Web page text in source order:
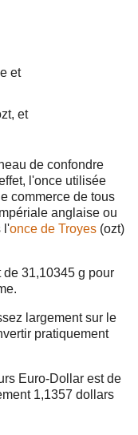
et
et
de confondre
l'once utilisée
commerce de tous
anglaise ou
l'once de Troyes (ozt)
de 31,10345 g pour
largement sur le
pratiquement
Euro-Dollar est de
1,1357 dollars